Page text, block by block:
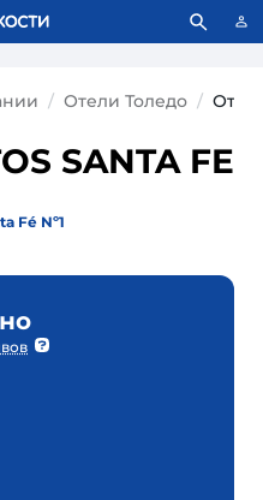
Что это значит?
Отели Толедо
SANTA FE
Fé Nº1